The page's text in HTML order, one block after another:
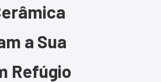
a Sua
Refúgio